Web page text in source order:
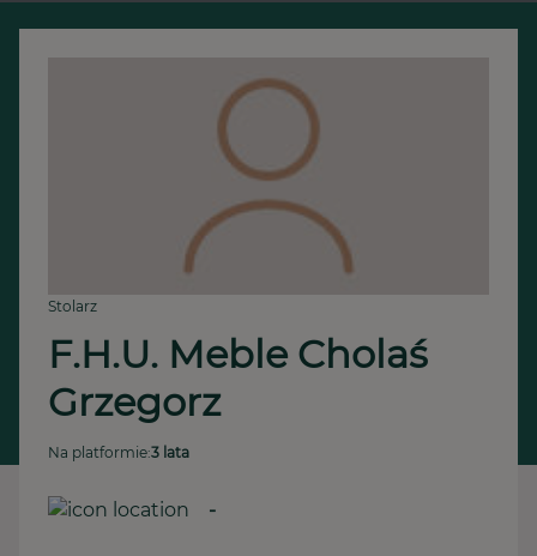
Stolarz
F.H.U. Meble Cholaś
Grzegorz
Na platformie:3 lata
-